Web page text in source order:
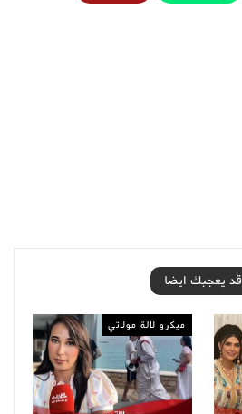
قد يعجبك ايضا
ميكرو لالة مولاتي